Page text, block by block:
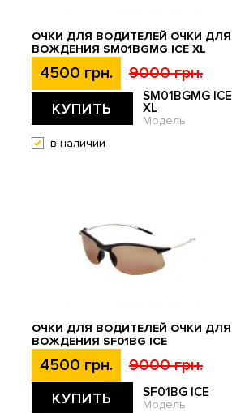
ОЧКИ ДЛЯ ВОДИТЕЛЕЙ ОЧКИ ДЛЯ
ВОЖДЕНИЯ SM01BGMG ICE XL
4500 грн. 9000 грн.
КУПИТЬ
SM01BGMG ICE
XL
Модель
в наличии
ОЧКИ ДЛЯ ВОДИТЕЛЕЙ ОЧКИ ДЛЯ
ВОЖДЕНИЯ SF01BG ICE
4500 грн. 9000 грн.
КУПИТЬ SF01BG ICE
Модель